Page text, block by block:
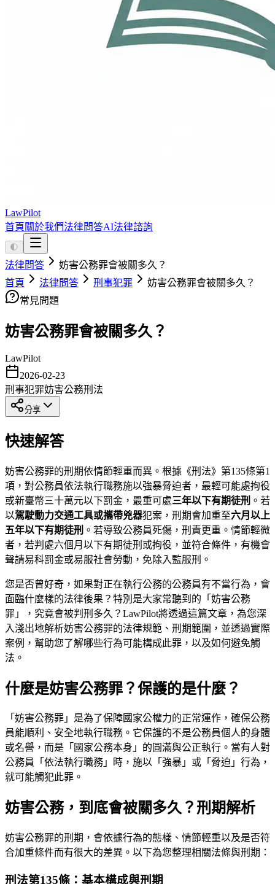
LawPilot
首頁 關於我們法律問答AI法律諮詢
🌓
法律問答
妨害公務罪會被關多久？
首頁
法律問答 刑事犯罪
妨害公務罪會被關多久？
常見問題
妨害公務罪會被關多久？
LawPilot
2026-02-23
刑事犯罪妨害公務刑法
分享
快速解答
妨害公務罪的刑期依情節輕重而異。根據《刑法》第135條第1
項，對公務員依法執行職務施以強暴脅迫者，最輕可能處拘役
或新臺幣三十萬元以下罰金，最重可處三年以下有期徒刑 。若
以駕駛動力交通工具或攜帶兇器犯案，刑期會加重至六月以上
五年以下有期徒刑 。若導致公務員死傷，刑責更重。情節輕微
者，若判處六個月以下有期徒刑或拘役，並符合條件，有機會
聲請易科罰金或易服社會勞動，免除入監服刑。
您是否曾好奇，如果對正在執行公務的公務員有不當行為，會
面臨什麼樣的法律後果？特別是大家常聽到的「妨害公務
罪」，究竟會被判刑多久？LawPilot將透過這篇文章，為您深
入淺出地解析妨害公務罪的法律規範、刑期範圍，並透過實際
案例，幫助您了解哪些行為可能構成此罪，以及如何避免觸
法。
什麼是妨害公務罪？保護的是什麼？
「妨害公務罪」是為了保障國家公權力的正常運作，確保公務
員能順利、安全地執行職務。它保護的不是公務員個人的身體
或名譽，而是「國家公務本身」的圓滿與公正執行。當有人對
公務員「依法執行職務」時，施以「強暴」或「脅迫」行為，
就可能觸犯此罪。
妨害公務，到底會被關多久？刑期解析
妨害公務罪的刑期，會依據行為的態樣、情節輕重以及是否符
合加重條件而有很大的差異。以下為您整理相關法條與刑期：
刑法第135條：基本構成與刑期